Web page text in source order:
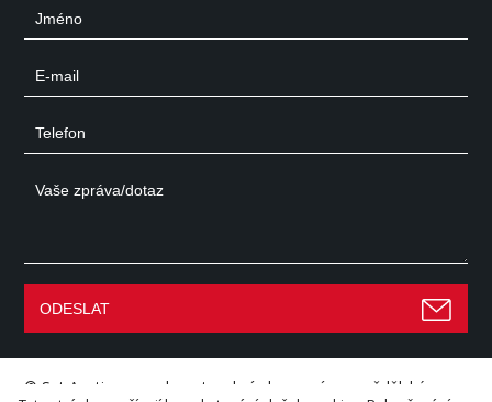
© Set Auctions
– aukce stavební, dopravní a zemědělské